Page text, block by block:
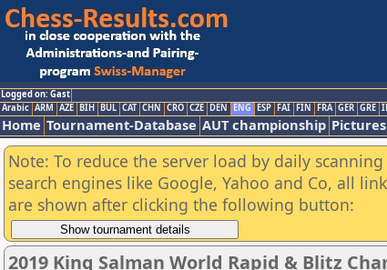
Logged on: Gast
Arabic ARM AZE BIH BUL CAT CHN CRO CZE DEN ENG ESP FAI FIN FRA GER GRE
Home Tournament-Database AUT championship Pictures
Note: To reduce the server load by daily
search engines like Google, Yahoo and Co, all
are shown after clicking the following button:
2019 King Salman World Rapid & Blitz